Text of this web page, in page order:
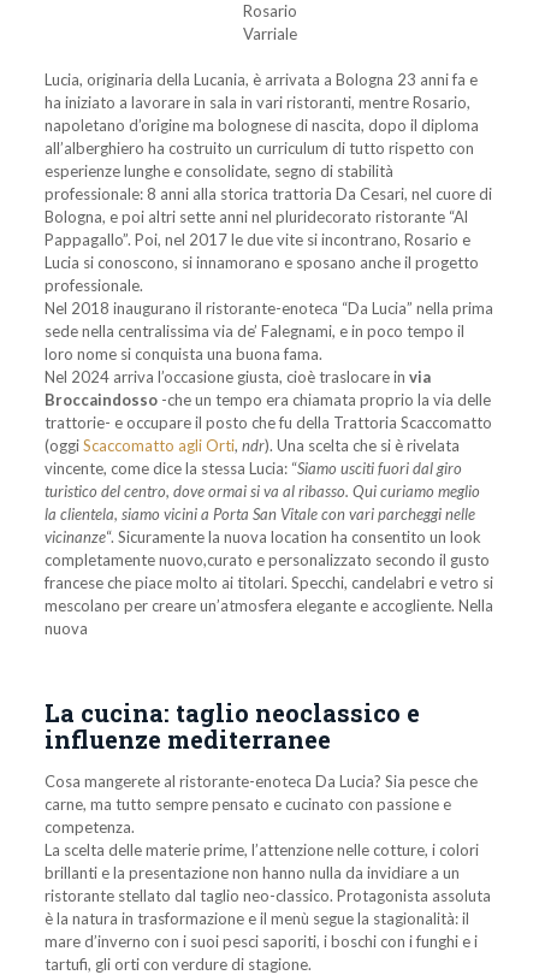
Rosario
Varriale
Lucia, originaria della Lucania, è arrivata a Bologna 23 anni fa e
ha iniziato a lavorare in sala in vari ristoranti, mentre Rosario,
napoletano d’origine ma bolognese di nascita, dopo il diploma
all’alberghiero ha costruito un curriculum di tutto rispetto con
esperienze lunghe e consolidate, segno di stabilità
professionale: 8 anni alla storica trattoria Da Cesari, nel cuore di
Bologna, e poi altri sette anni nel pluridecorato ristorante “Al
Pappagallo”. Poi, nel 2017 le due vite si incontrano, Rosario e
Lucia si conoscono, si innamorano e sposano anche il progetto
professionale.
Nel 2018 inaugurano il ristorante-enoteca “Da Lucia” nella prima
sede nella centralissima via de’ Falegnami, e in poco tempo il
loro nome si conquista una buona fama.
Nel 2024 arriva l’occasione giusta, cioè traslocare in via
Broccaindosso-che un tempo era chiamata proprio la via delle
trattorie- e occupare il posto che fu della Trattoria Scaccomatto
(oggiScaccomatto agli Orti, ndr). Una scelta che si è rivelata
vincente, come dice la stessa Lucia: “Siamo usciti fuori dal giro
turistico del centro, dove ormai si va al ribasso. Qui curiamo meglio
la clientela, siamo vicini a Porta San Vitale con vari parcheggi nelle
vicinanze“. Sicuramente la nuova location ha consentito un look
completamente nuovo,curato e personalizzato secondo il gusto
francese che piace molto ai titolari. Specchi, candelabri e vetro si
mescolano per creare un’atmosfera elegante e accogliente. Nella
nuova
La cucina: taglio neoclassico e
influenze mediterranee
Cosa mangerete al ristorante-enoteca Da Lucia? Sia pesce che
carne, ma tutto sempre pensato e cucinato con passione e
competenza.
La scelta delle materie prime, l’attenzione nelle cotture, i colori
brillanti e la presentazione non hanno nulla da invidiare a un
ristorante stellato dal taglio neo-classico. Protagonista assoluta
è la natura in trasformazione e il menù segue la stagionalità: il
mare d’inverno con i suoi pesci saporiti, i boschi con i funghi e i
tartufi, gli orti con verdure di stagione.